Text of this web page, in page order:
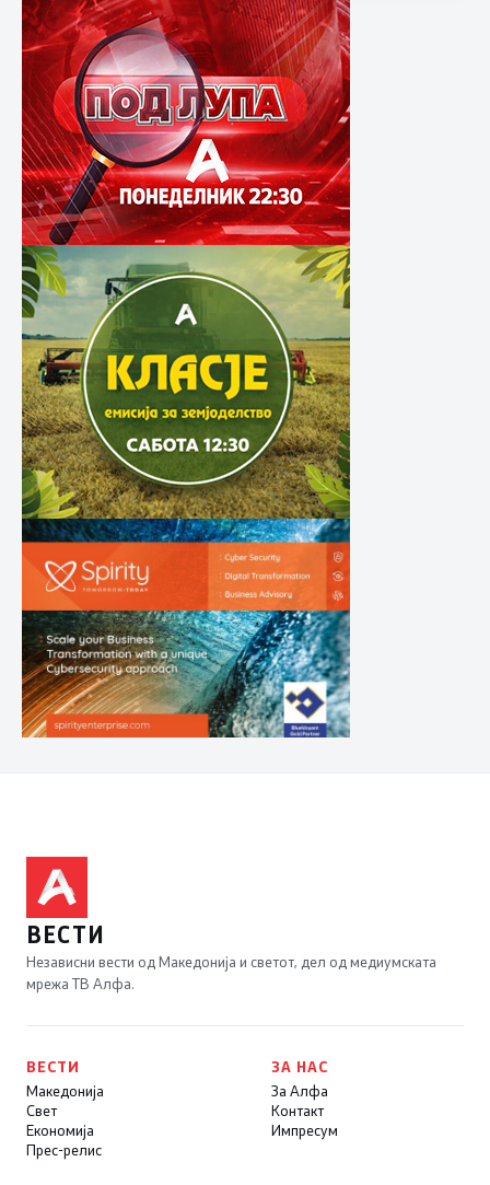
ВЕСТИ
Независни вести од Македонија и светот, дел од медиумската
мрежа ТВ Алфа.
ВЕСТИ
Македонија
Свет
Економија
Прес-релис
ЗА НАС
За Алфа
Контакт
Импресум